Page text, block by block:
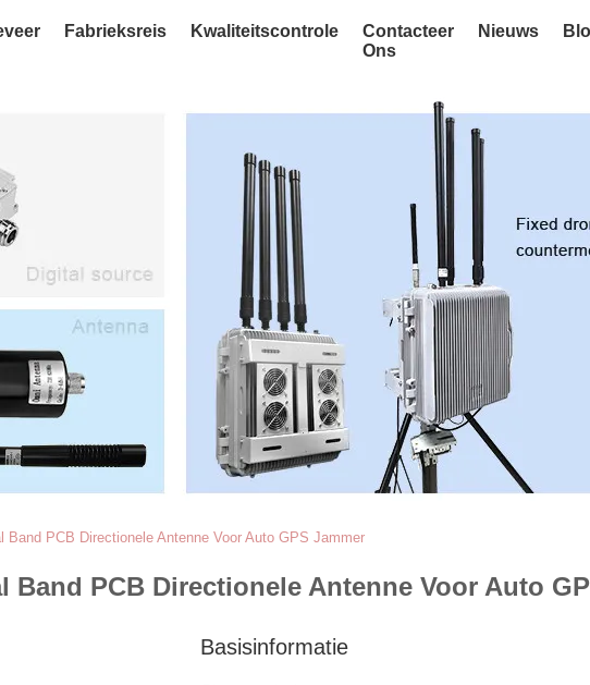
Fabrieksreis Kwaliteitscontrole
Contacteer
Ons
Nieuws
Band PCB Directionele Antenne Voor Auto GPS Jammer
Band PCB Directionele Antenne Voor Auto
Basisinformatie